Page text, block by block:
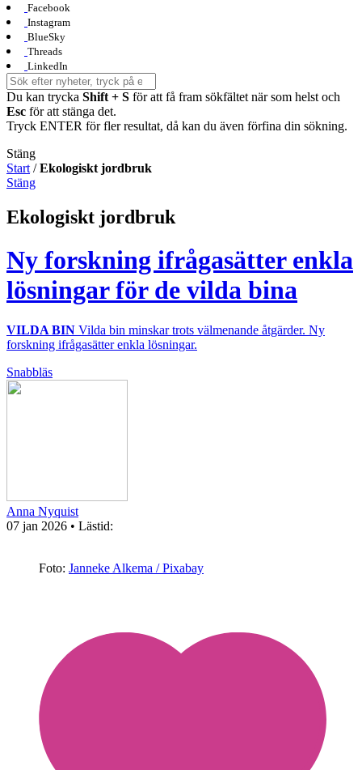
Facebook
Instagram
BlueSky
Threads
LinkedIn
Du kan trycka Shift + S för att få fram sökfältet när som helst och
Esc för att stänga det.
Tryck ENTER för fler resultat, då kan du även förfina din sökning.
Stäng
Start /Ekologiskt jordbruk
Stäng
Ekologiskt jordbruk
Ny forskning ifrågasätter enkla
lösningar för de vilda bina
VILDA BIN Vilda bin minskar trots välmenande åtgärder. Ny
forskning ifrågasätter enkla lösningar.
Snabbläs
Anna Nyquist
07 jan 2026 • Lästid:
Foto: Janneke Alkema / Pixabay